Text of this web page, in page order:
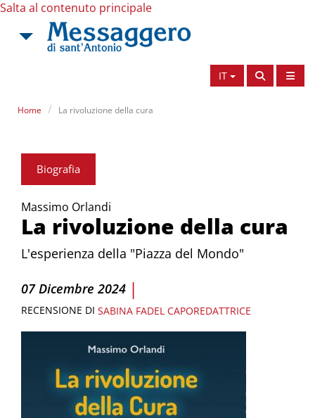
Salta al contenuto principale
IT
Home La rivoluzione della cura
Biografia
Massimo Orlandi
La rivoluzione della cura
L'esperienza della "Piazza del Mondo"
07 Dicembre 2024 |
RECENSIONE DI SABINA FADEL CAPOREDATTRICE